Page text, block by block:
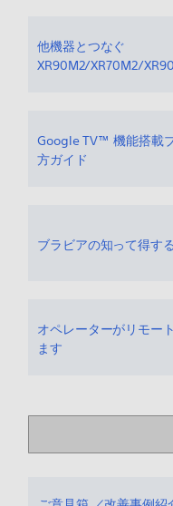
他機器とつなぐ
XR90M2/XR70M2/
Google TV™ 機能搭載
方ガイド
ブラビアの知って得す
オペレーターがリモー
ます